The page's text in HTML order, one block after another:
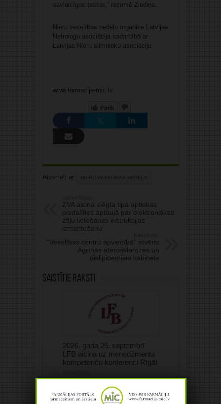
savlaicīgus testus,” rezumē Ziediņa.
Nieru veselības nedēļu organizē Latvijas
Nefrologu asociācija sadarbībā ar
Latvijas Nieru slimnieku asociāciju.
www.farmacija-mic.lv
Patīk
Atzīmēti ar: NIERU VESELĪBAS NEDĒĻA
ZVA aicina slēgta tipa aptiekas
piedalīties aptaujā par elektroniskas
zāļu lietošanas instrukcijas
izmantošanu
“Veselības centru apvienībā” atvērts
Agrīnās aterosklerozes un
dislipidēmijas kabinets
Saistītie raksti
2026. gada 25. septembrī
LFB aicina uz menedžmenta
kompetenču konferenci Rīgā!
Medicīnisko elastīgo un
kompresijas izstrādājumu